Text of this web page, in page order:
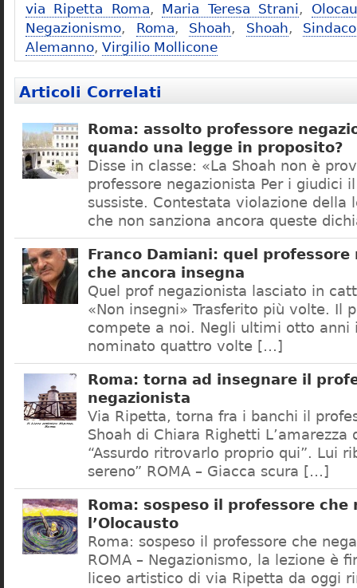
via Ripetta Roma, Maria Teresa Strani,
Negazionismo, Roma, Shoah, Shoah,
Alemanno, Virgilio Mollicone
Articoli Correlati
Roma: assolto professore
quando una legge in proposito?
Disse in classe: «La Shoah non è
professore negazionista Per i giudici
sussiste. Contestata violazione della
che non sanziona ancora queste
Franco Damiani: quel professore
che ancora insegna
Quel prof negazionista lasciato in
«Non insegni» Trasferito più volte. Il
compete a noi. Negli ultimi otto anni
nominato quattro volte […]
Roma: torna ad insegnare il
negazionista
Via Ripetta, torna fra i banchi il
Shoah di Chiara Righetti L’amarezza
“Assurdo ritrovarlo proprio qui”. Lui
sereno” ROMA – Giacca scura […]
Roma: sospeso il professore che
l’Olocausto
Roma: sospeso il professore che
ROMA – Negazionismo, la lezione è
liceo artistico di via Ripetta da oggi